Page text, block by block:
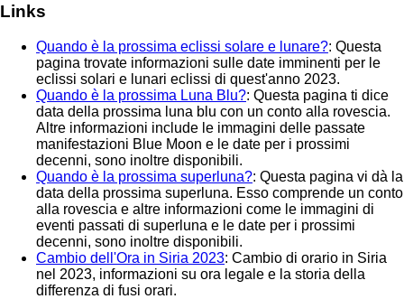
Links
Quando è la prossima eclissi solare e lunare?: Questa
pagina trovate informazioni sulle date imminenti per le
eclissi solari e lunari eclissi di quest'anno 2023.
Quando è la prossima Luna Blu?: Questa pagina ti dice
data della prossima luna blu con un conto alla rovescia.
Altre informazioni include le immagini delle passate
manifestazioni Blue Moon e le date per i prossimi
decenni, sono inoltre disponibili.
Quando è la prossima superluna?: Questa pagina vi dà la
data della prossima superluna. Esso comprende un conto
alla rovescia e altre informazioni come le immagini di
eventi passati di superluna e le date per i prossimi
decenni, sono inoltre disponibili.
Cambio dell'Ora in Siria 2023: Cambio di orario in Siria
nel 2023, informazioni su ora legale e la storia della
differenza di fusi orari.